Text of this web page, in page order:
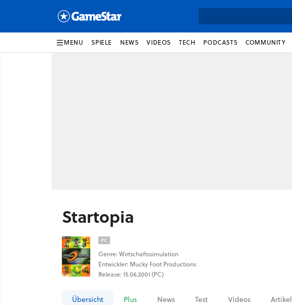
MENU SPIELE NEWS VIDEOS TECH PODCASTS COMMUNITY
Startopia
PC
Genre: Wirtschaftssimulation
Entwickler: Mucky Foot Productions
Release: 15.06.2001 (PC)
Übersicht Plus News Test Videos Artikel